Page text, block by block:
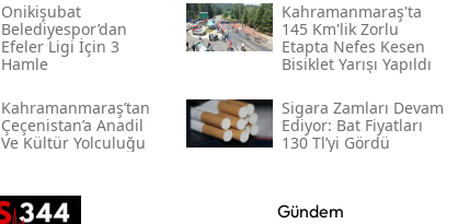
Onikişubat
Belediyespor’dan
Efeler Ligi İçin 3
Hamle
Kahramanmaraş'ta
145 Km'lik Zorlu
Etapta Nefes Kesen
Bisiklet Yarışı Yapıldı
Kahramanmaraş’tan
Çeçenistan’a Anadil
Ve Kültür Yolculuğu
Sigara Zamları Devam
Ediyor: Bat Fiyatları
130 Tl’yi Gördü
Gündem